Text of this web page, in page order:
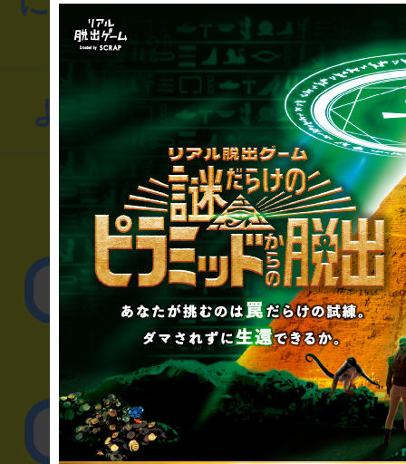
よくあるお問い合わせ
▼一般のお客様
公演内容、チケット
▼企業／法人の方
リアル脱出ゲーム制作